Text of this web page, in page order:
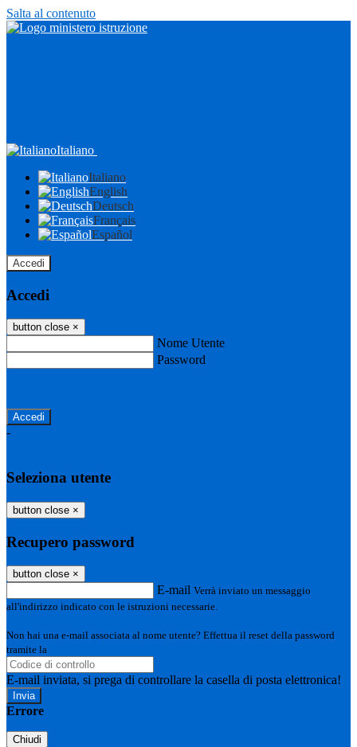
Salta al contenuto
Italiano
Italiano
English
Deutsch
Français
Español
Accedi
Accedi
button close ×
Nome Utente
Password
-
Seleziona utente
button close ×
Recupero password
button close ×
E-mail Verrà inviato un messaggio
all'indirizzo indicato con le istruzioni necessarie.
Non hai una e-mail associata al nome utente? Effettua il reset della password
tramite la
E-mail inviata, si prega di controllare la casella di posta elettronica!
Errore
Chiudi